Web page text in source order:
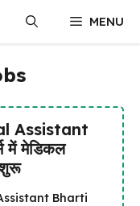
MENU
Assistant
में मेडिकल
Bharti